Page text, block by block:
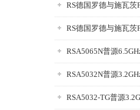
RS德国罗德与施瓦茨
RS德国罗德与施瓦茨
RSA5065N普源
RSA5032N普源
RSA5032-TG普源